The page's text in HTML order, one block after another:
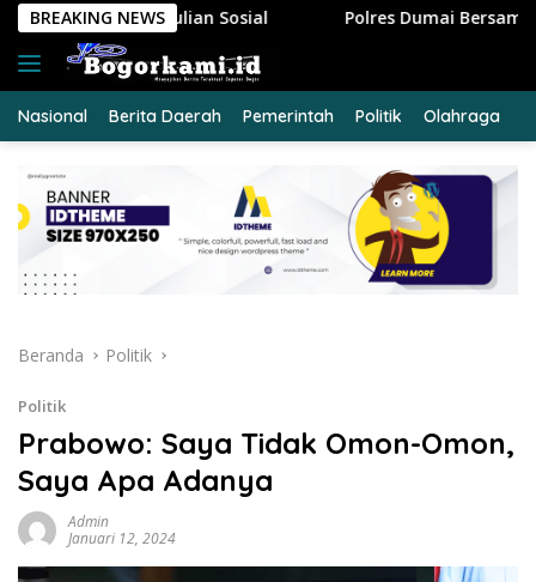
Langsung
konten
BREAKING NEWS
Polres Dumai Bersama Polda Riau Evakuasi Lansia
Nasional Berita Daerah Pemerintah Politik Olahraga
Beranda Politik
Politik
Prabowo: Saya Tidak Omon-Omon,
Saya Apa Adanya
Admin
Januari 12, 2024